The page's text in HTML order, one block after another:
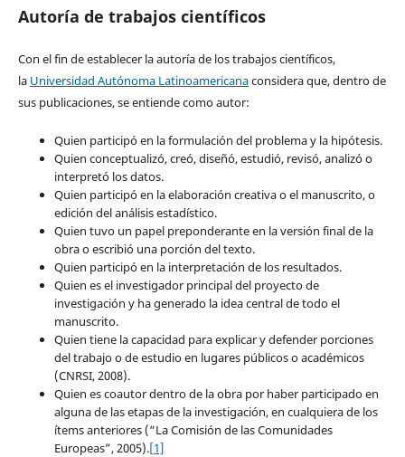
Autoría de trabajos científicos
Con el fin de establecer la autoría de los trabajos científicos,
la Universidad Autónoma Latinoamericanaconsidera que, dentro de
sus publicaciones, se entiende como autor:
Quien participó en la formulación del problema y la hipótesis.
Quien conceptualizó, creó, diseñó, estudió, revisó, analizó o
interpretó los datos.
Quien participó en la elaboración creativa o el manuscrito, o
edición del análisis estadístico.
Quien tuvo un papel preponderante en la versión final de la
obra o escribió una porción del texto.
Quien participó en la interpretación de los resultados.
Quien es el investigador principal del proyecto de
investigación y ha generado la idea central de todo el
manuscrito.
Quien tiene la capacidad para explicar y defender porciones
del trabajo o de estudio en lugares públicos o académicos
(CNRSI, 2008).
Quien es coautor dentro de la obra por haber participado en
alguna de las etapas de la investigación, en cualquiera de los
ítems anteriores (“La Comisión de las Comunidades
Europeas”, 2005).[1]